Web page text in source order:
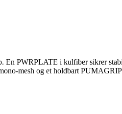
En PWRPLATE i kulfiber sikrer
mesh og et holdbart